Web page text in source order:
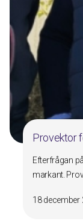
Provektor
Efterfrågan
markant.
18 december